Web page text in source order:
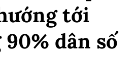
tới
dân số